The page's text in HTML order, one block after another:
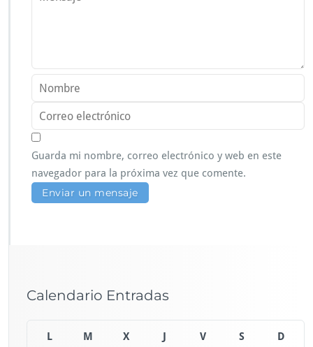
Guarda mi nombre, correo electrónico y web en este
navegador para la próxima vez que comente.
Calendario Entradas
L M X V S D